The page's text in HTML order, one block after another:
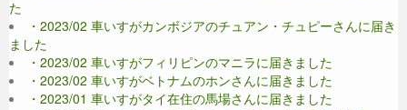
た
・2023/02 車いすがカンボジアのチュアン・チュピーさんに届き
ました
・2023/02 車いすがフィリピンのマニラに届きました
・2023/02 車いすがベトナムのホンさんに届きました
・2023/01 車いすがタイ在住の馬場さんに届きました